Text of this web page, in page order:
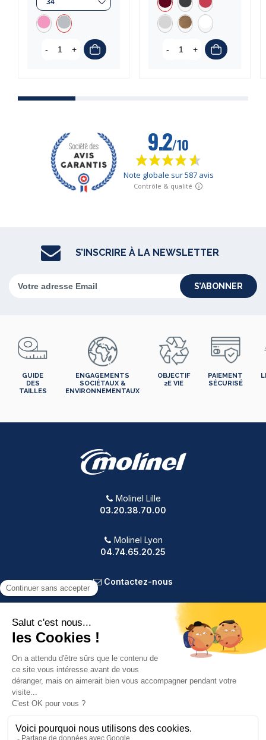
- + - +
S’INSCRIRE À LA NEWSLETTER
S’ABONNER
GUIDE
DES
TAILLES
ENGAGEMENTS
SOCIÉTAUX &
ENVIRONNEMENTAUX
OBJECTIF
2E VIE
PAIEMENT
SÉCURISÉ
Molinel Lille
03.20.38.70.00
Molinel Lyon
04.74.65.20.25
Contactez-nous
PRODUITS
VOTRE COMPTE
INFORMATIONS